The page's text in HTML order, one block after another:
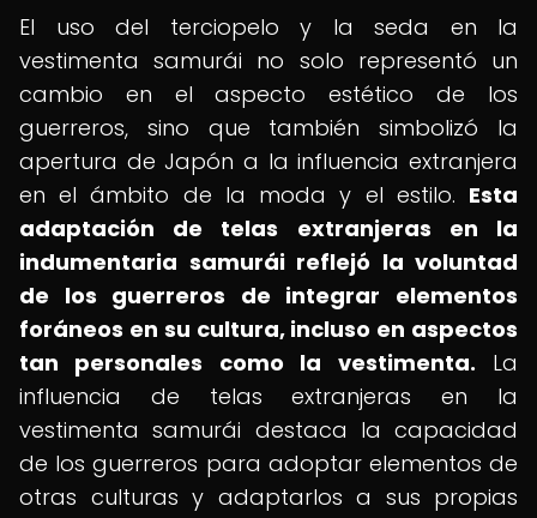
El uso del terciopelo y la seda en la
vestimenta samurái no solo representó un
cambio en el aspecto estético de los
guerreros, sino que también simbolizó la
apertura de Japón a la influencia extranjera
en el ámbito de la moda y el estilo. Esta
adaptación de telas extranjeras en la
indumentaria samurái reflejó la voluntad
de los guerreros de integrar elementos
foráneos en su cultura, incluso en aspectos
tan personales como la vestimenta. La
influencia de telas extranjeras en la
vestimenta samurái destaca la capacidad
de los guerreros para adoptar elementos de
otras culturas y adaptarlos a sus propias